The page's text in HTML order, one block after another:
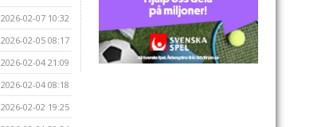
2026-02-07 10:32
2026-02-05 08:17
2026-02-04 21:09
2026-02-04 08:18
2026-02-02 19:25